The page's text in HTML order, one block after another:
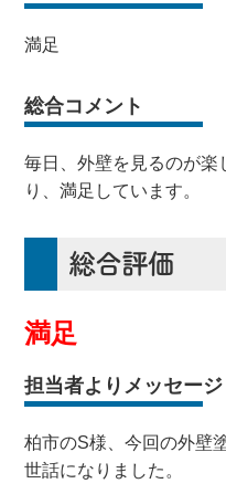
満足
総合コメント
毎日、外壁を見るのが楽
り、満足しています。
総合評価
満足
担当者よりメッセージ
柏市のS様、今回の外壁
世話になりました。